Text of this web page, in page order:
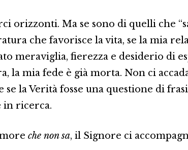
orizzonti. Ma se sono di quelli che
che favorisce la vita, se la mia
meraviglia, fierezza e desiderio di
la mia fede è già morta. Non ci
se la Verità fosse una questione di
in ricerca.
che non sa, il Signore ci